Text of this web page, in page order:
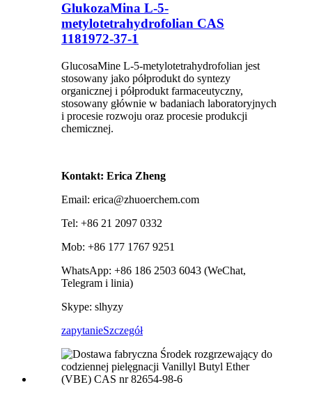
GlukozaMina L-5-
metylotetrahydrofolian CAS
1181972-37-1
GlucosaMine L-5-metylotetrahydrofolian jest
stosowany jako półprodukt do syntezy
organicznej i półprodukt farmaceutyczny,
stosowany głównie w badaniach laboratoryjnych
i procesie rozwoju oraz procesie produkcji
chemicznej.
Kontakt: Erica Zheng
Email: erica@zhuoerchem.com
Tel: +86 21 2097 0332
Mob: +86 177 1767 9251
WhatsApp: +86 186 2503 6043 (WeChat,
Telegram i linia)
Skype: slhyzy
zapytanieSzczegół